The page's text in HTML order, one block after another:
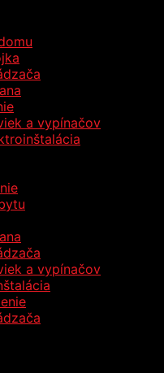
a vypínačov
a vypínačov